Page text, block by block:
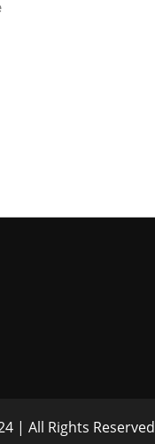
| All Rights Reserved